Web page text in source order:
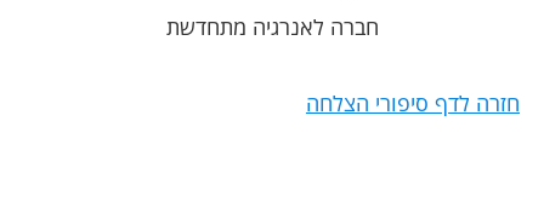
חברה לאנרגיה מתחדשת
חזרה לדף סיפורי הצלחה